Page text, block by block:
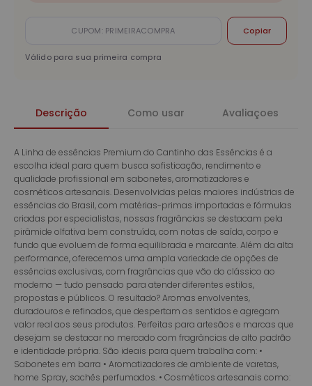
Copiar
Válido para sua primeira compra
Descrição Como usar Avaliaçoes
A Linha de essências Premium do Cantinho das Essências é a
escolha ideal para quem busca sofisticação, rendimento e
qualidade profissional em sabonetes, aromatizadores e
cosméticos artesanais. Desenvolvidas pelas maiores indústrias de
essências do Brasil, com matérias-primas importadas e fórmulas
criadas por especialistas, nossas fragrâncias se destacam pela
pirâmide olfativa bem construída, com notas de saída, corpo e
fundo que evoluem de forma equilibrada e marcante. Além da alta
performance, oferecemos uma ampla variedade de opções de
essências exclusivas, com fragrâncias que vão do clássico ao
moderno — tudo pensado para atender diferentes estilos,
propostas e públicos. O resultado? Aromas envolventes,
duradouros e refinados, que despertam os sentidos e agregam
valor real aos seus produtos. Perfeitas para artesãos e marcas que
desejam se destacar no mercado com fragrâncias de alto padrão
e identidade própria. São ideais para quem trabalha com: •
Sabonetes em barra • Aromatizadores de ambiente de varetas,
home Spray, sachês perfumados. • Cosméticos artesanais como: